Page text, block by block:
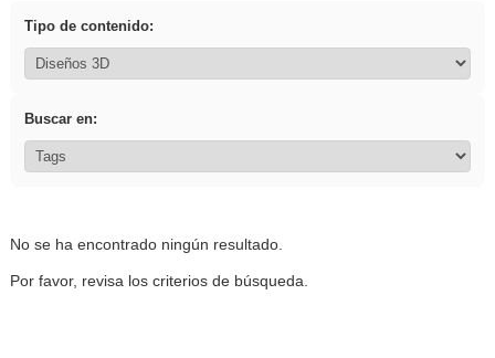
Tipo de contenido:
Buscar en:
No se ha encontrado ningún resultado.
Por favor, revisa los criterios de búsqueda.